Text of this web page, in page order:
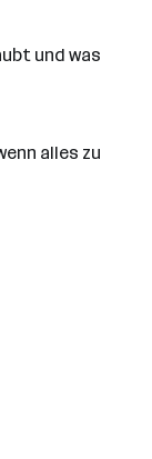
und was
alles zu